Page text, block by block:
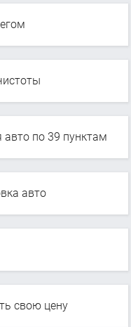
авто по 39 пунктам
авто
свою цену